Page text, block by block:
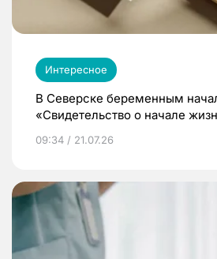
Интересное
В Северске беременным
«Свидетельство о начале
09:34 / 21.07.26